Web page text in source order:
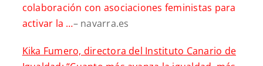
colaboración con asociaciones feministas para
activar la …– navarra.es
Kika Fumero, directora del Instituto Canario de